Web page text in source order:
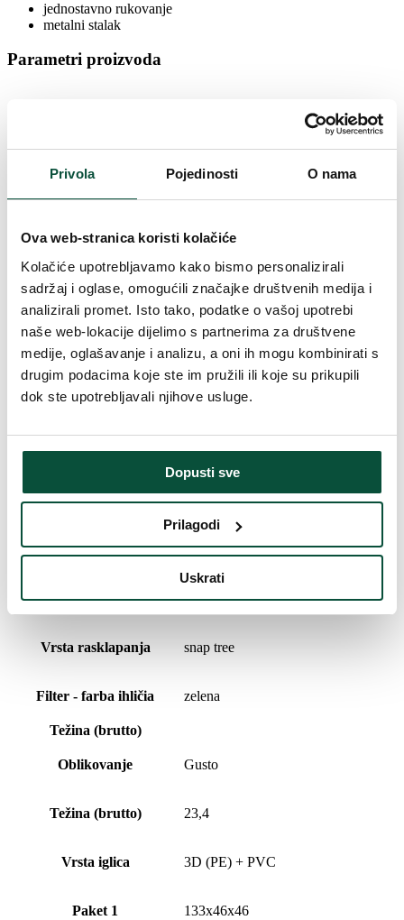
Privola Pojedinosti O nama
Ova web-stranica koristi kolačiće
Kolačiće upotrebljavamo kako bismo personalizirali
sadržaj i oglase, omogućili značajke društvenih medija i
analizirali promet. Isto tako, podatke o vašoj upotrebi
naše web-lokacije dijelimo s partnerima za društvene
medije, oglašavanje i analizu, a oni ih mogu kombinirati s
drugim podacima koje ste im pružili ili koje su prikupili
dok ste upotrebljavali njihove usluge.
Dopusti sve
Prilagodi
Uskrati
jednostavno rukovanje
metalni stalak
Parametri proizvoda
Vrsta drveća Jela
Broj 3D grančica 1740
Filter - výška 240cm, 240cm – 250cm
Broj PVC grančica 1333
Filter - šírka od 111cm do 135cm
Postotni udio 3D/PVC 57/43
Duljina vrha 20cm
Vrsta rasklapanja snap tree
Filter - farba ihličia zelena
Težina (brutto)
Oblikovanje Gusto
Težina (brutto) 23,4
Vrsta iglica 3D (PE) + PVC
Paket 1 133x46x46